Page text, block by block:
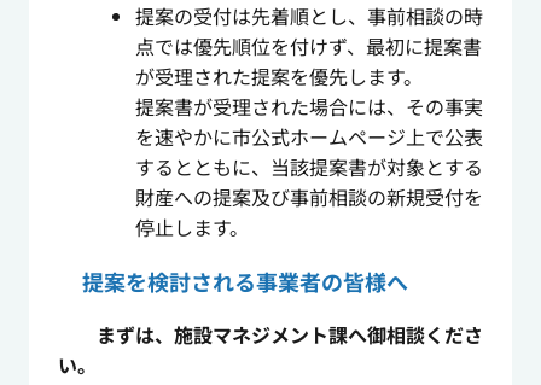
提案の受付は先着順とし、事前相談の時
点では優先順位を付けず、最初に提案書
が受理された提案を優先します。
提案書が受理された場合には、その事実
を速やかに市公式ホームページ上で公表
するとともに、当該提案書が対象とする
財産への提案及び事前相談の新規受付を
停止します。
提案を検討される事業者の皆様へ
まずは、施設マネジメント課へ御相談くださ
い。